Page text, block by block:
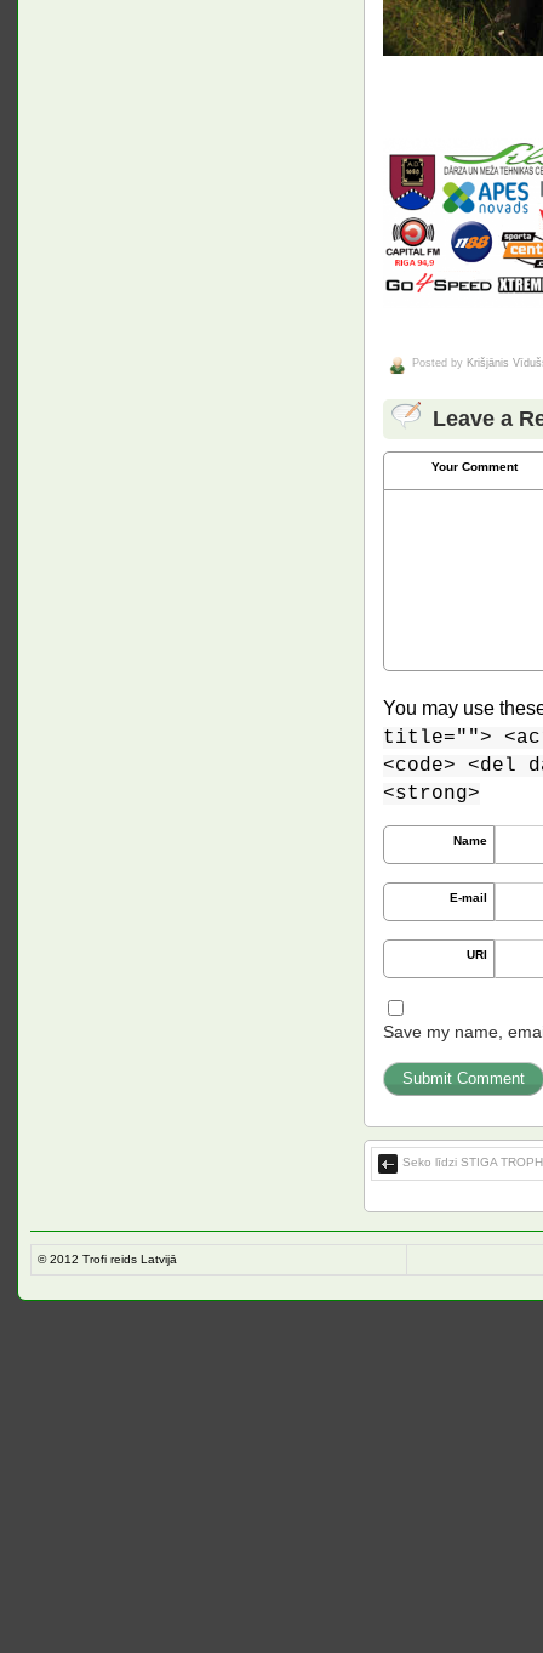
Posted by Krišjānis
Leave a
Your Comment
You may use
title="">
<code> <del
<strong>
Name
E-mail
URI
Save my name,
Seko līdzi STIGA
© 2012 Trofi reids Latvijā